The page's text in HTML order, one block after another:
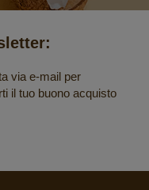
via e-mail per
il tuo buono acquisto